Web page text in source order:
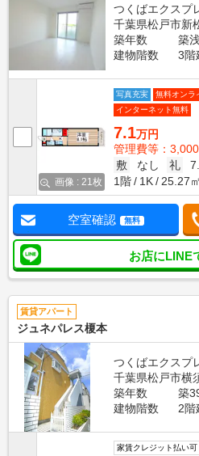
つくばエクスプ
千葉県松戸市新
築年数
築
建物階数
3階
画像 : 21枚
写真充実
無料オンラ
インターネット無料
7.1万円
管理費等：
敷
なし 礼
1階
1K 25.27㎡
空室確認 無料
お店にLINE
賃貸アパート
ジュネパレス榎本
つくばエクスプ
千葉県松戸市横
築年数
築
建物階数
2階
家賃クレジット払い